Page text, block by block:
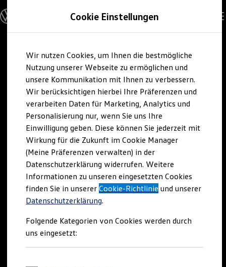
Hauptinhalt
springen
Footer
springen
Modelle und Konfigurator
Konfigurator
Modelle vergleichen
Elektroautos
ENERGY Sondermodelle
Nutzfahrzeuge
SUV und CUV
Familienautos
Kombis
Kompaktwagen
Sportwagen
Schnell verfügbare Fahrzeuge
Angebote und Produkte
Aktuelle Angebote
E-Auto-Förderung
Volkswagen Marktplatz
Die ENERGY Sondermodelle
Junge Gebrauchtwagen und Gebrauchtwagen
Volkswagen Zertifizierte Gebrauchtwagen
Elektromobilität bei Gebrauchtwagen
Saisonangebote
Reifenpakete
Leasing
Leasing-Angebote
Cookie Einstellungen
Wir nutzen Cookies, um Ihnen die bestmögliche
Nutzung unserer Webseite zu ermöglichen und
unsere Kommunikation mit Ihnen zu verbessern.
Wir berücksichtigen hierbei Ihre Präferenzen und
verarbeiten Daten für Marketing, Analytics und
Personalisierung nur, wenn Sie uns Ihre
Einwilligung geben. Diese können Sie jederzeit mit
Wirkung für die Zukunft im Cookie Manager
(Meine Präferenzen verwalten) in der
Datenschutzerklärung widerrufen. Weitere
Informationen zu unseren eingesetzten Cookies
finden Sie in unsererCookie-Richtlinie und unserer
Datenschutzerklärung.
Folgende Kategorien von Cookies werden durch
uns eingesetzt: